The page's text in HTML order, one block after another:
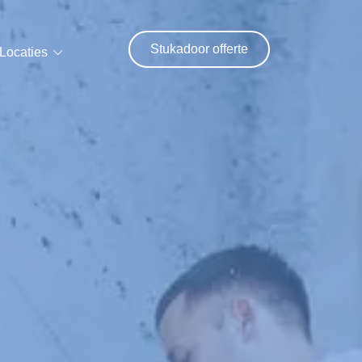
Locaties Stukadoor offerte